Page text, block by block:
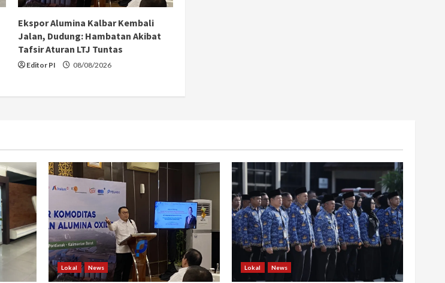
Ekspor Alumina Kalbar Kembali
Jalan, Dudung: Hambatan Akibat
Tafsir Aturan LTJ Tuntas
Editor PI 08/08/2026
Lokal News Lokal News